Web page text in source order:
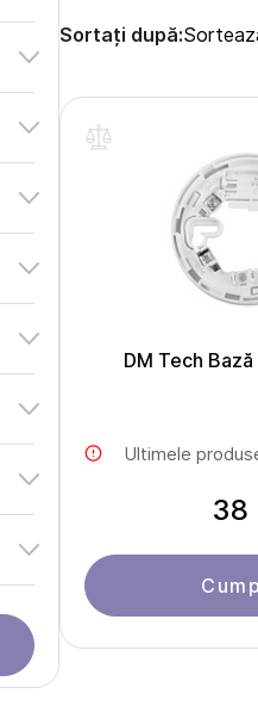
Sortați după:
DM Tech
Ultimele
38